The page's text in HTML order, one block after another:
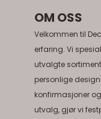
OM OSS
Velkommen til
erfaring. Vi
utvalgte
personlige
konfirmasjoner
utvalg, gjør vi